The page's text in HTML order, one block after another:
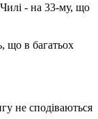
Чилі - на 33-му, що
що в багатьох
не сподіваються